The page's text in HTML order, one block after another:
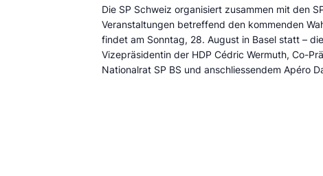
Die SP Schweiz organisiert zusammen mit den
Veranstaltungen betreffend den kommenden
findet am Sonntag, 28. August in Basel statt –
Vizepräsidentin der HDP Cédric Wermuth, Co-
Nationalrat SP BS und anschliessendem Apéro